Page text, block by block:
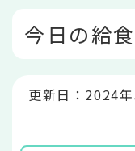
今日の給
更新日：2024